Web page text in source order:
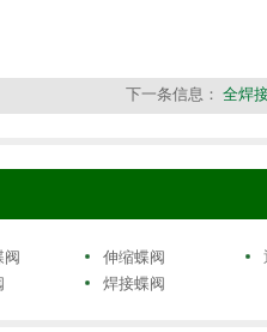
下一条信息： 全焊
阀 伸缩蝶阀
焊接蝶阀